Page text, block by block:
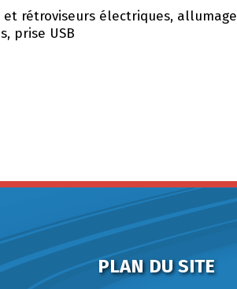
rétroviseurs électriques, allumage
prise USB
PLAN DU SITE